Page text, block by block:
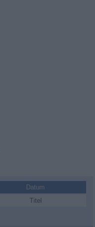
Datum
Titel